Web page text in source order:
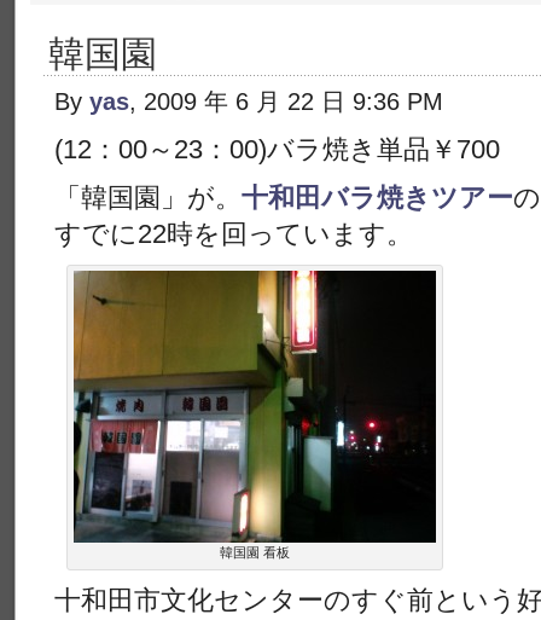
韓国園
By yas, 2009 年 6 月 22 日 9:36 PM
(12：00～23：00)バラ焼き単品￥700
「韓国園」が。 十和田バラ焼きツアー
すでに22時を回っています。
韓国園 看板
十和田市文化センターのすぐ前という